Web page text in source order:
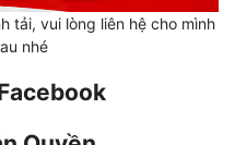
tải, vui lòng liên hệ cho mình
nhé